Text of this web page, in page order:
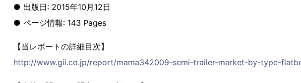
● 出版日: 2015年10月12日
● ページ情報: 143 Pages
【当レポートの詳細目次】
http://www.gii.co.jp/report/mama342009-semi-trailer-market-by-type-